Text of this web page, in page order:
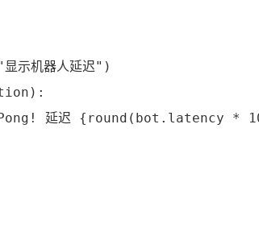
机器人延迟")
延迟 {round(bot.latency *